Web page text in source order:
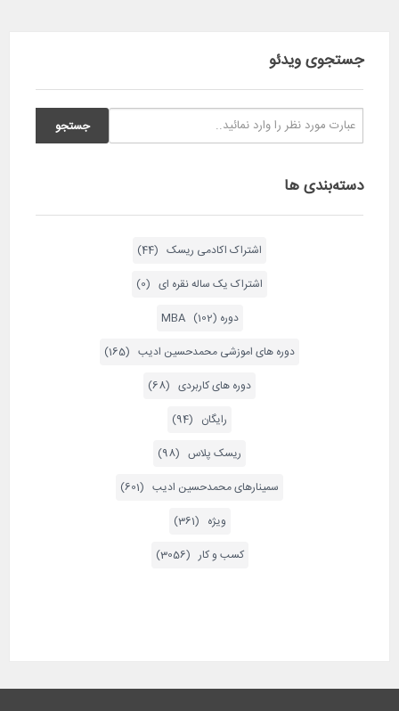
جستجوی ویدئو
دسته‌بندی ها
اشتراک اکادمی ریسک (44)
اشتراک یک ساله نقره ای (0)
دوره MBA (102)
دوره های اموزشی محمدحسین ادیب (165)
دوره های کاربردی (68)
رایگان (94)
ریسک پلاس (98)
سمینارهای محمدحسین ادیب (601)
ویژه (361)
کسب و کار (3056)